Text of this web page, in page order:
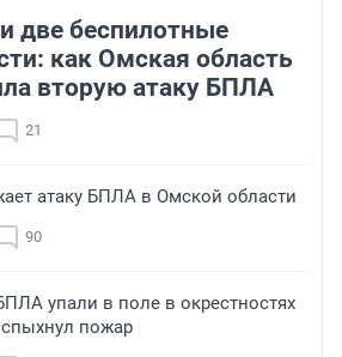
две беспилотные
как Омская область
вторую атаку БПЛА
21
атаку БПЛА в Омской области
90
упали в поле в окрестностях
пожар